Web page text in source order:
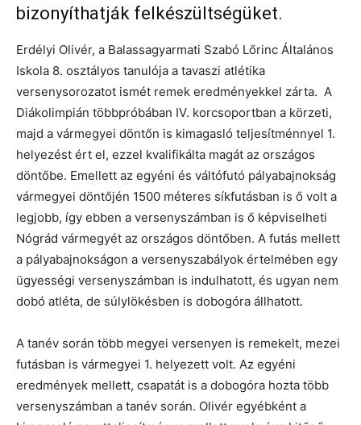
bizonyíthatják felkészültségüket.
Erdélyi Olivér, a Balassagyarmati Szabó Lőrinc Általános
Iskola 8. osztályos tanulója a tavaszi atlétika
versenysorozatot ismét remek eredményekkel zárta. A
Diákolimpián többpróbában IV. korcsoportban a körzeti,
majd a vármegyei döntőn is kimagasló teljesítménnyel 1.
helyezést ért el, ezzel kvalifikálta magát az országos
döntőbe. Emellett az egyéni és váltófutó pályabajnokság
vármegyei döntőjén 1500 méteres síkfutásban is ő volt a
legjobb, így ebben a versenyszámban is ő képviselheti
Nógrád vármegyét az országos döntőben. A futás mellett
a pályabajnokságon a versenyszabályok értelmében egy
ügyességi versenyszámban is indulhatott, és ugyan nem
dobó atléta, de súlylökésben is dobogóra állhatott.
A tanév során több megyei versenyen is remekelt, mezei
futásban is vármegyei 1. helyezett volt. Az egyéni
eredmények mellett, csapatát is a dobogóra hozta több
versenyszámban a tanév során. Olivér egyébként a